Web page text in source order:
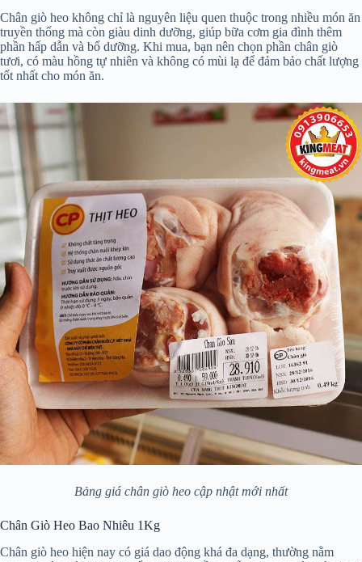
Chân giò heo không chỉ là nguyên liệu quen thuộc trong nhiều món ăn
truyền thống mà còn giàu dinh dưỡng, giúp bữa cơm gia đình thêm
phần hấp dẫn và bổ dưỡng. Khi mua, bạn nên chọn phần chân giò
tươi, có màu hồng tự nhiên và không có mùi lạ để đảm bảo chất lượng
tốt nhất cho món ăn.
Bảng giá chân giò heo cập nhật mới nhất
Chân Giò Heo Bao Nhiêu 1Kg
Chân giò heo hiện nay có giá dao động khá đa dạng, thường nằm